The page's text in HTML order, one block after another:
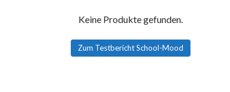
Keine Produkte gefunden.
Zum Testbericht School-Mood